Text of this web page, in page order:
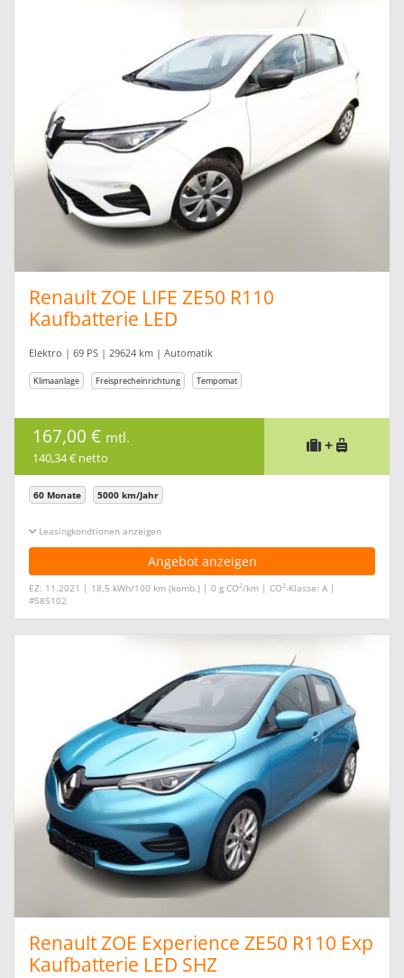
Renault ZOE LIFE ZE50 R110
Kaufbatterie LED
Elektro | 69 PS | 29624 km | Automatik
Klimaanlage Freisprecheinrichtung Tempomat
167,00 € mtl.
140,34 € netto
+
60 Monate 5000 km/Jahr
Leasingkonditionen ein-/ausblenden
Angebot anzeigen
EZ: 11.2021 | 18,5 kWh/100 km (komb.) | 0 g CO2/km | CO2-Klasse: A |
#585102
Renault ZOE Experience ZE50 R110 Exp
Kaufbatterie LED SHZ